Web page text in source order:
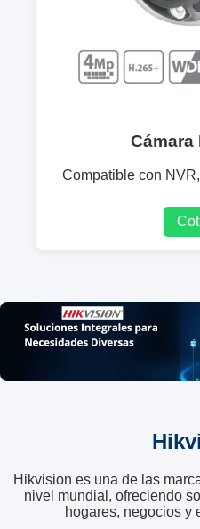
Cámara
Compatible con
Hikvision es una de las
nivel mundial, ofreciendo
hogares, negocios y